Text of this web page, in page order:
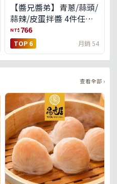
【醬兄醬弟】青蔥/蒜頭/
蒜辣/皮蛋拌醬 4件任選
(免運組)
NT$ 766
TOP 6 月銷 54
查看全部 ›